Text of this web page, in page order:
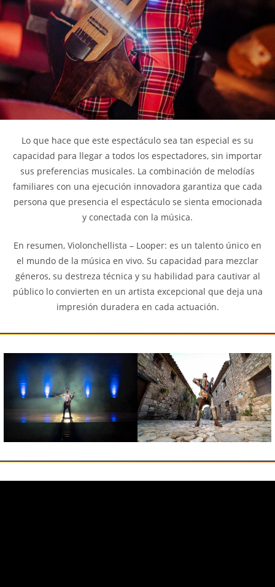
Lo que hace que este espectáculo sea tan especial es su
capacidad para llegar a todos los espectadores, sin importar
sus preferencias musicales. La combinación de melodías
familiares con una ejecución innovadora garantiza que cada
persona que presencia el espectáculo se sienta emocionada
y conectada con la música.
En resumen, Violonchellista – Looper: es un talento único en
el mundo de la música en vivo. Su capacidad para mezclar
géneros, su destreza técnica y su habilidad para cautivar al
público lo convierten en un artista excepcional que deja una
impresión duradera en cada actuación.